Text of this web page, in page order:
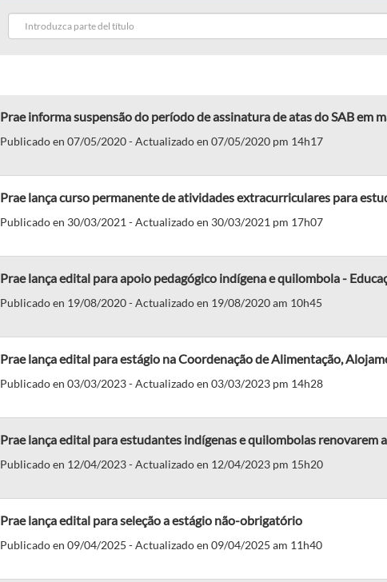
Prae informa suspensão do período de assinatura de atas do SAB em
Publicado en 07/05/2020 - Actualizado en 07/05/2020 pm 14h17
Prae lança curso permanente de atividades extracurriculares para
Publicado en 30/03/2021 - Actualizado en 30/03/2021 pm 17h07
Prae lança edital para apoio pedagógico indígena e quilombola -
Publicado en 19/08/2020 - Actualizado en 19/08/2020 am 10h45
Prae lança edital para estágio na Coordenação de Alimentação,
Publicado en 03/03/2023 - Actualizado en 03/03/2023 pm 14h28
Prae lança edital para estudantes indígenas e quilombolas renovarem
Publicado en 12/04/2023 - Actualizado en 12/04/2023 pm 15h20
Prae lança edital para seleção a estágio não-obrigatório
Publicado en 09/04/2025 - Actualizado en 09/04/2025 am 11h40